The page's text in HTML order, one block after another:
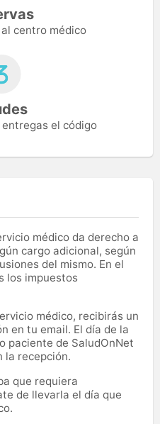
centro médico
el código
médico da derecho a
cargo adicional, según
del mismo. En el
los impuestos
médico, recibirás un
en tu email. El día de la
paciente de SaludOnNet
la recepción.
que requiera
de llevarla el día que